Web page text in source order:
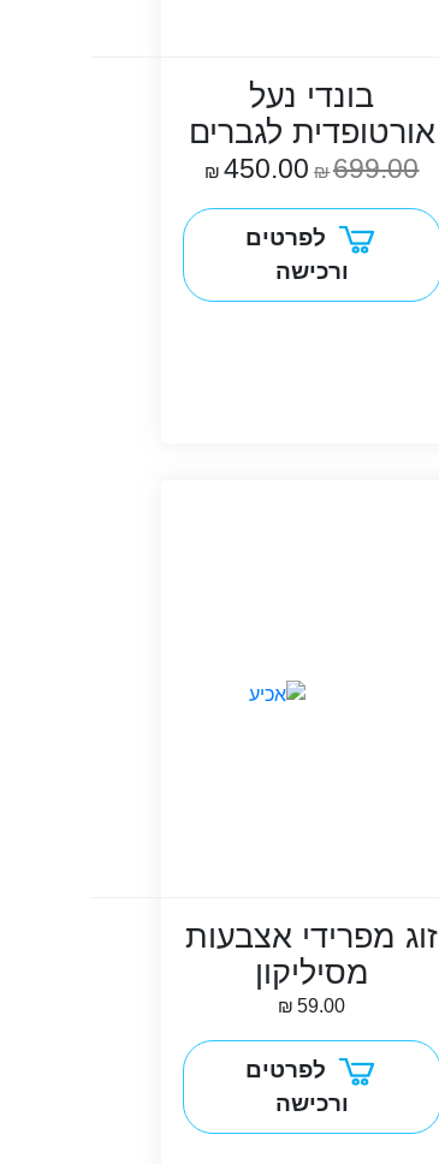
בונדי נעל
אורטופדית לגברים
₪699.00
₪ 450.00
לפרטים
ורכישה
זוג מפרידי אצבעות
מסיליקון
₪ 59.00
לפרטים
ורכישה